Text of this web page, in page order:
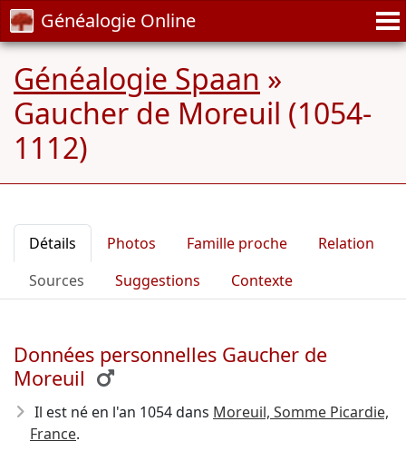
Généalogie Online
Généalogie Spaan »
Gaucher de Moreuil (1054-
1112)
Détails Photos Famille proche
Relation
Sources
Suggestions Contexte
Données personnelles Gaucher de
Moreuil
Il est né en l'an 1054dans Moreuil, Somme Picardie,
France.